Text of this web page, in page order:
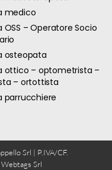
medico
OSS – Operatore Socio
osteopata
ottico – optometrista –
– ortottista
parrucchiere
Srl | P.IVA/CF.
Webtags Srl